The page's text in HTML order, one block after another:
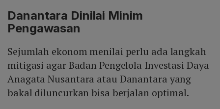
Danantara Dinilai Minim
Pengawasan
Sejumlah ekonom menilai perlu ada langkah
mitigasi agar Badan Pengelola Investasi Daya
Anagata Nusantara atau Danantara yang
bakal diluncurkan bisa berjalan optimal.